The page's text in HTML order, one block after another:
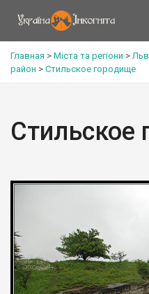
Главная > Міста та регіони >
район > Стильское городище
Стильское